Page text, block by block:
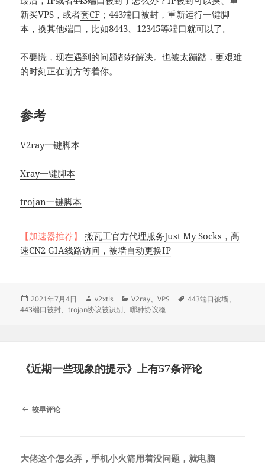
新买VPS，或者套CF ；443端口被封，重新运行一键脚
本，换其他端口，比如8443、12345等端口就可以了。
不要慌，现在遇到的问题都好解决。也被太蹦跶，更艰难
的时刻正在前方等着你。
参考
V2ray一键脚本
Xray一键脚本
trojan一键脚本
【加速器推荐】
搬瓦工官方代理服务Just My Socks，高
速CN2 GIA线路访问，被墙自动更换IP
发
布
2021年7月4日
作
者
v2xtls
分
类
V2ray、VPS
标
443端口被墙、
443端口被封、trojan协议被识别、哪种协议稳
《近期一些现象的提示》上有57条评论
评 较早评论
大佬这个怎么弄，手机小火箭用着没问题，就电脑